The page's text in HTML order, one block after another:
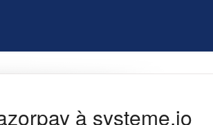
à systeme.io